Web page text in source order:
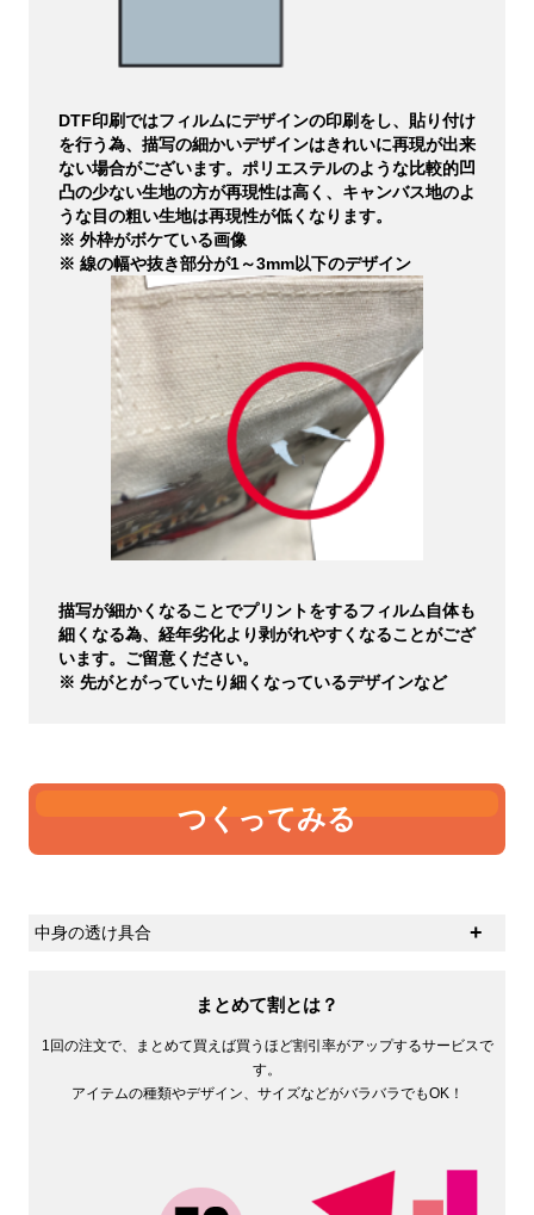
DTF印刷ではフィルムにデザインの印刷をし、貼り付け
を行う為、描写の細かいデザインはきれいに再現が出来
ない場合がございます。ポリエステルのような比較的凹
凸の少ない生地の方が再現性は高く、キャンバス地のよ
うな目の粗い生地は再現性が低くなります。
※ 外枠がボケている画像
※ 線の幅や抜き部分が1～3mm以下のデザイン
描写が細かくなることでプリントをするフィルム自体も
細くなる為、経年劣化より剥がれやすくなることがござ
います。ご留意ください。
※ 先がとがっていたり細くなっているデザインなど
つくってみる
中身の透け具合
の基準として中身の透け具合があるかと思います。オン
まとめて割とは？
1回の注文で、まとめて買えば買うほど割引率がアップするサービスで
す。
アイテムの種類やデザイン、サイズなどがバラバラでもOK！